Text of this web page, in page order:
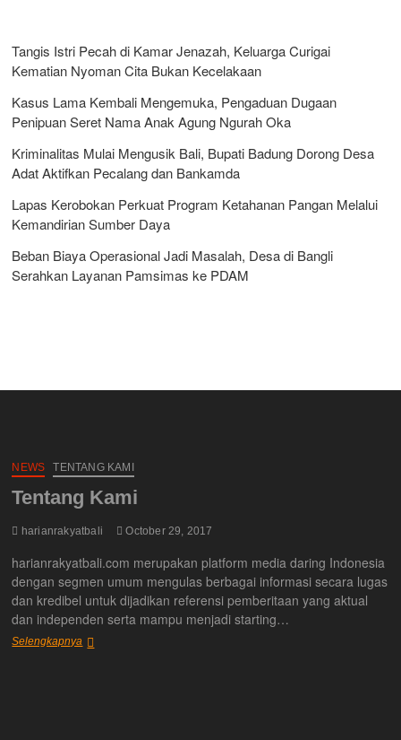
Tangis Istri Pecah di Kamar Jenazah, Keluarga Curigai
Kematian Nyoman Cita Bukan Kecelakaan
Kasus Lama Kembali Mengemuka, Pengaduan Dugaan
Penipuan Seret Nama Anak Agung Ngurah Oka
Kriminalitas Mulai Mengusik Bali, Bupati Badung Dorong Desa
Adat Aktifkan Pecalang dan Bankamda
Lapas Kerobokan Perkuat Program Ketahanan Pangan Melalui
Kemandirian Sumber Daya
Beban Biaya Operasional Jadi Masalah, Desa di Bangli
Serahkan Layanan Pamsimas ke PDAM
NEWS TENTANG KAMI
Tentang Kami
harianrakyatbali October 29, 2017
harianrakyatbali.com merupakan platform media daring Indonesia
dengan segmen umum mengulas berbagai informasi secara lugas
dan kredibel untuk dijadikan referensi pemberitaan yang aktual
dan independen serta mampu menjadi starting…
Selengkapnya Tentang